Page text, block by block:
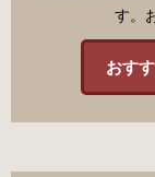
す。
おす